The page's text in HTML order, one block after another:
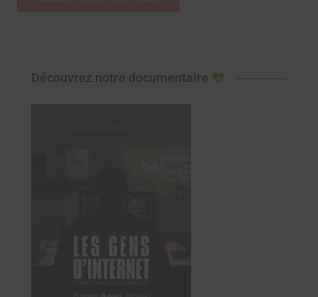
Découvrez notre documentaire